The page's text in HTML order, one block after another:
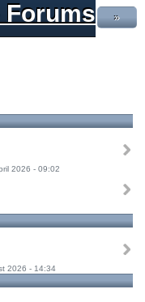
Forums
»
2026 - 09:02
2026 - 14:34